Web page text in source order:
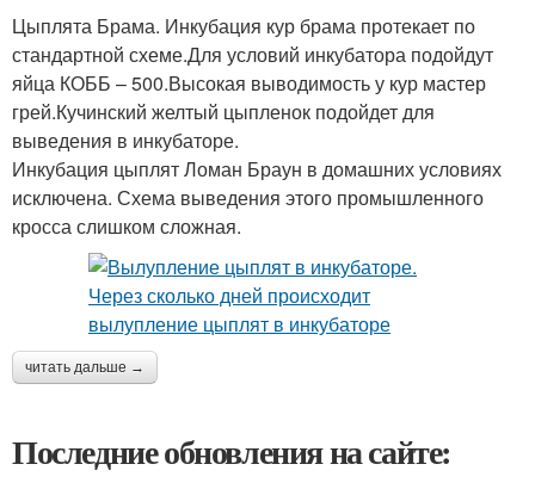
Цыплята Брама. Инкубация кур брама протекает по
стандартной схеме.Для условий инкубатора подойдут
яйца КОББ – 500.Высокая выводимость у кур мастер
грей.Кучинский желтый цыпленок подойдет для
выведения в инкубаторе.
Инкубация цыплят Ломан Браун в домашних условиях
исключена. Схема выведения этого промышленного
кросса слишком сложная.
читать дальше →
Последние обновления на сайте: